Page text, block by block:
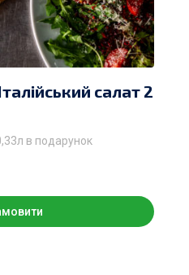
салат 2
в подарунок